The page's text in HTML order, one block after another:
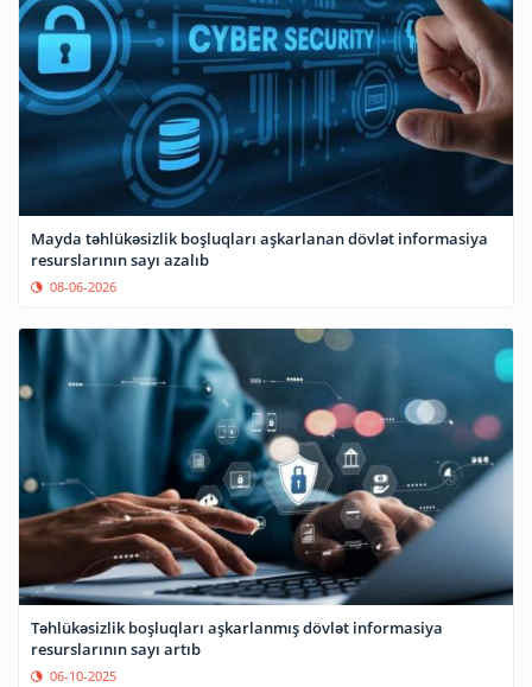
Mayda təhlükəsizlik boşluqları aşkarlanan dövlət informasiya
resurslarının sayı azalıb
08-06-2026
Təhlükəsizlik boşluqları aşkarlanmış dövlət informasiya
resurslarının sayı artıb
06-10-2025